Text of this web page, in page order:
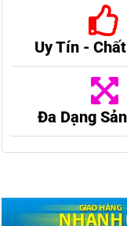
Uy Tín -
Đa Dạng